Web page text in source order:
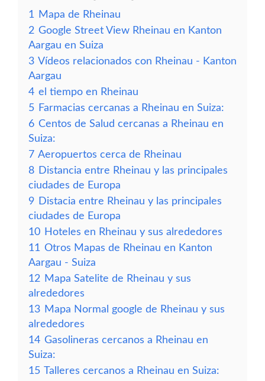
1
Mapa de Rheinau
2 Google Street View Rheinau en Kanton
Aargau en Suiza
3 Vídeos relacionados con Rheinau - Kanton
Aargau
4 el tiempo en Rheinau
5 Farmacias cercanas a Rheinau en Suiza:
6 Centos de Salud cercanas a Rheinau en
Suiza:
7 Aeropuertos cerca de Rheinau
8 Distancia entre Rheinau y las principales
ciudades de Europa
9 Distacia entre Rheinau y las principales
ciudades de Europa
10 Hoteles en Rheinau y sus alrededores
11 Otros Mapas de Rheinau en Kanton
Aargau - Suiza
12 Mapa Satelite de Rheinau y sus
alrededores
13 Mapa Normal google de Rheinau y sus
alrededores
14 Gasolineras cercanos a Rheinau en
Suiza:
15 Talleres cercanos a Rheinau en Suiza: